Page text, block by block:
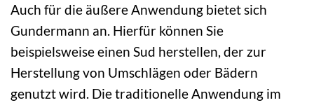
Auch für die äußere Anwendung bietet sich
Gundermann an. Hierfür können Sie
beispielsweise einen Sud herstellen, der zur
Herstellung von Umschlägen oder Bädern
genutzt wird. Die traditionelle Anwendung im